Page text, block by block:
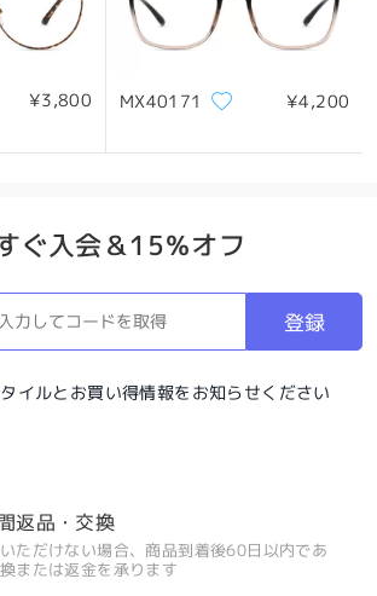
¥3,800 MX40171 ¥4,200
ぐ入会＆15％オフ
登録
イルとお買い得情報をお知らせください
返品・交換
ただけない場合、商品到着後60日以内であ
または返金を承ります